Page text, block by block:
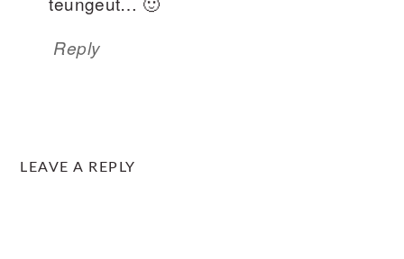
Reply
LEAVE A REPLY